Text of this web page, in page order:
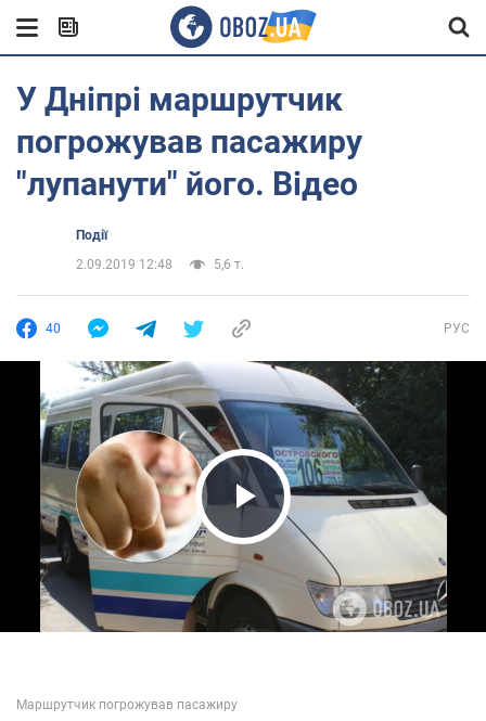
У Дніпрі маршрутчик
погрожував пасажиру
"лупанути" його. Відео
Події
2.09.2019 12:48
5,6 т.
40 РУС
Play Video